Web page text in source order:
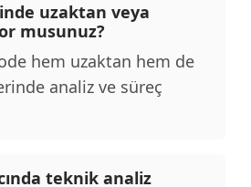
uzaktan veya
musunuz?
hem uzaktan hem de
analiz ve süreç
teknik analiz